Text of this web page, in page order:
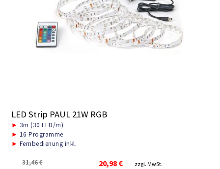
LED Strip PAUL 21W RGB
► 3m (30 LED/m)
► 16 Programme
► Fernbedienung inkl.
31,46€
Ursprünglicher
20,98 €
Aktueller
zzgl. MwSt.